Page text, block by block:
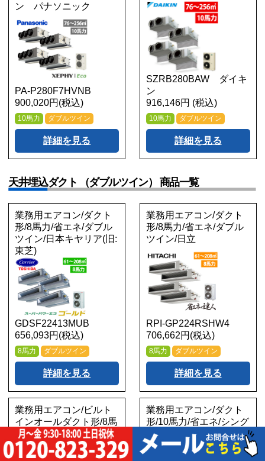
ン パナソニック
PA-P280F7HVNB
900,020円(税込)
10馬力 ダブルツイン
詳細を見る
SZRB280BAW ダイキ
ン
916,146円 (税込)
10馬力 ダブルツイン
詳細を見る
天井埋込ダクト （ダブルツイン） 商品一覧
業務用エアコン/ダクト
形/8馬力/省エネ/ダブル
ツイン/日本キヤリア(旧:
東芝)
GDSF22413MUB
656,093円(税込)
8馬力 ダブルツイン
詳細を見る
業務用エアコン/ダクト
形/8馬力/省エネ/ダブル
ツイン/日立
RPI-GP224RSHW4
706,662円(税込)
8馬力 ダブルツイン
詳細を見る
業務用エアコン/ビルト
インオールダクト形/8馬
力/ダブルツイン/パナソ
ニック
業務用エアコン/ダクト
形/10馬力/省エネ/シング
ル/三菱電機